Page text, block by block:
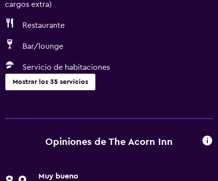
cargos extra)
Restaurante
Bar/lounge
Servicio de habitaciones
Mostrar los 35 servicios
Senderismo
Opiniones de The Acorn Inn
Muy bueno